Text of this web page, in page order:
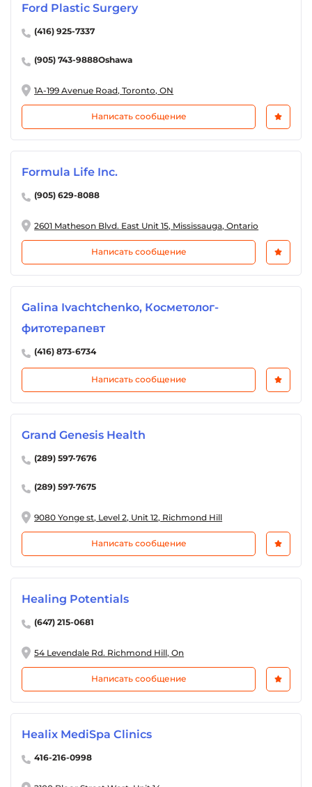
Ford Plastic Surgery
(416) 925-7337
(905) 743-9888Oshawa
1A-199 Avenue Road, Toronto, ON
Написать сообщение
Formula Life Inc.
(905) 629-8088
2601 Matheson Blvd. East Unit 15, Mississauga, Ontario
Написать сообщение
Galina Ivachtchenko, Косметолог-
фитотерапевт
(416) 873-6734
Написать сообщение
Grand Genesis Health
(289) 597-7676
(289) 597-7675
9080 Yonge st, Level 2, Unit 12, Richmond Hill
Написать сообщение
Healing Potentials
(647) 215-0681
54 Levendale Rd. Richmond Hill, On
Написать сообщение
Healix MediSpa Clinics
416-216-0998